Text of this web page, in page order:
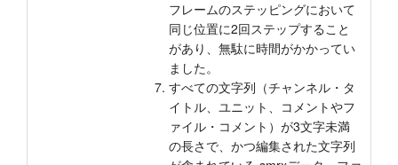
フレームのステッピングにおいて
同じ位置に2回ステップすること
があり、無駄に時間がかかってい
ました。
すべての文字列（チャンネル・タ
イトル、ユニット、コメントやフ
ァイル・コメント）が3文字未満
の長さで、かつ編集された文字列